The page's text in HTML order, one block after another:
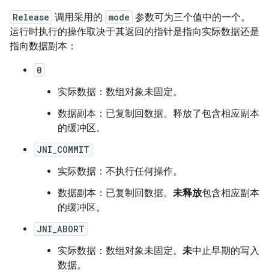
Release 调用采用的 mode 参数可为三个值中的一个。
运行时执行的操作取决于其返回的指针是指向实际数据还是
指向数据副本：
0
实际数据：数组对象未固定。
数据副本：已复制回数据。释放了包含相应副本
的缓冲区。
JNI_COMMIT
实际数据：不执行任何操作。
数据副本：已复制回数据。 未释放包含相应副本
的缓冲区。
JNI_ABORT
实际数据：数组对象未固定。 未中止早期的写入
数据。